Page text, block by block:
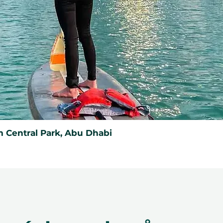
po dobu 12 měsíců a obsahuje
být uplatněn pouze jednou, nelze
nahradit, pokud bude ztracen a
být uveden v okamžiku
pouze na ithara.ae. Je nutné
dostupnosti; rezervace
našim partnerům akceptovány.
učinit neplatným. Podmínky se
Central Park, Abu Dhabi